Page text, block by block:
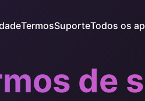
TermosSuporteTodos os
de